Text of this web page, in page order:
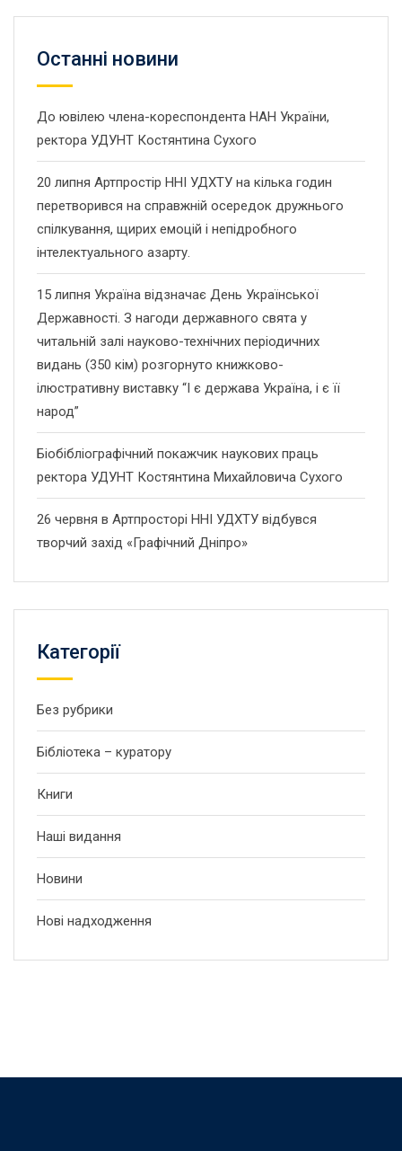
Останнi новини
До ювілею члена-кореспондента НАН України,
ректора УДУНТ Костянтина Сухого
20 липня Артпростір ННІ УДХТУ на кілька годин
перетворився на справжній осередок дружнього
спілкування, щирих емоцій і непідробного
інтелектуального азарту.
15 липня Україна відзначає День Української
Державності. З нагоди державного свята у
читальній залі науково-технічних періодичних
видань (350 кім) розгорнуто книжково-
ілюстративну виставку “І є держава Україна, і є її
народ”
Біобібліографічний покажчик наукових праць
ректора УДУНТ Костянтина Михайловича Сухого
26 червня в Артпросторі ННІ УДХТУ відбувся
творчий захід «Графічний Дніпро»
Категорії
Без рубрики
Бібліотека – куратору
Книги
Наші видання
Новини
Нові надходження